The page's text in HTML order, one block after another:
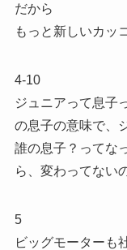
だから
もっと新しいカッ
4-10
ジュニアって息子
の息子の意味で、
誰の息子？ってな
ら、変わってない
5
ビッグモーターも